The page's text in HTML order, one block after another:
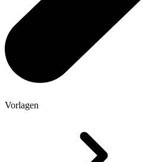
Vorlagen